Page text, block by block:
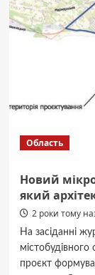
шиншилу:
5
цікавих
її
Область
Новий
який
2 роки тому
На засіданні
проєкт